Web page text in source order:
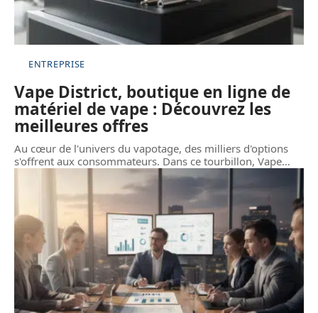
ENTREPRISE
Vape District, boutique en ligne de
matériel de vape : Découvrez les
meilleures offres
Au cœur de l'univers du vapotage, des milliers d'options
s'offrent aux consommateurs. Dans ce tourbillon, Vape…